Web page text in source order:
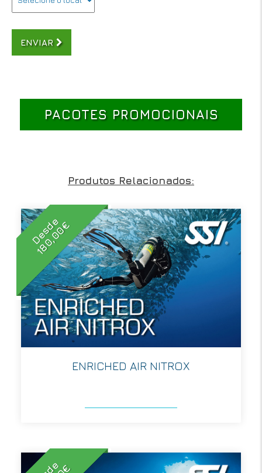
ENVIAR
PACOTES PROMOCIONAIS
Produtos Relacionados:
Desde
180,00€
ENRICHED AIR NITROX